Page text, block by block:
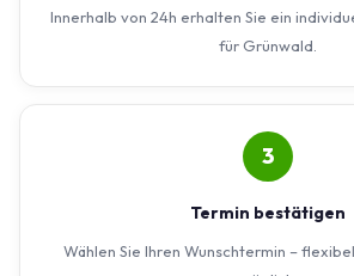
Innerhalb von 24h erhalten Sie ein
für Grünwald.
3
Termin bestätigen
Wählen Sie Ihren Wunschtermin –